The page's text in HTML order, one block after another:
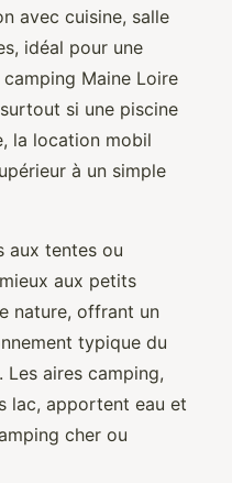
avec cuisine, salle
idéal pour une
Maine Loire
si une piscine
la location mobil
à un simple
aux tentes ou
aux petits
nature, offrant un
typique du
Les aires camping,
lac, apportent eau et
cher ou